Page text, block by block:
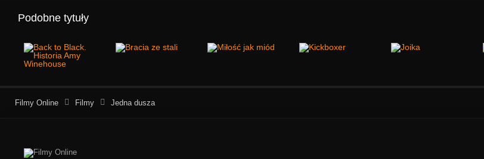
Podobne tytuły
Filmy Online Filmy Jedna dusza